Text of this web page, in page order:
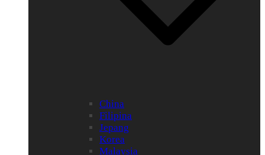
China
Filipina
Jepang
Korea
Malaysia